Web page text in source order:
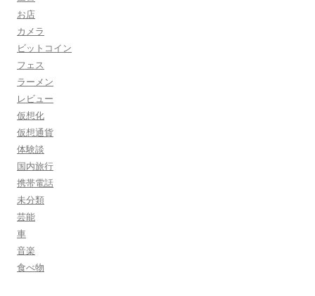
お店
カメラ
ビットコイン
フェス
ラーメン
レビュー
仮想化
仮想通貨
体験談
国内旅行
携帯電話
未分類
芸能
車
音楽
食べ物